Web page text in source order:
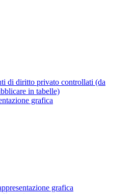
di diritto privato controllati (da
in tabelle)
grafica
grafica